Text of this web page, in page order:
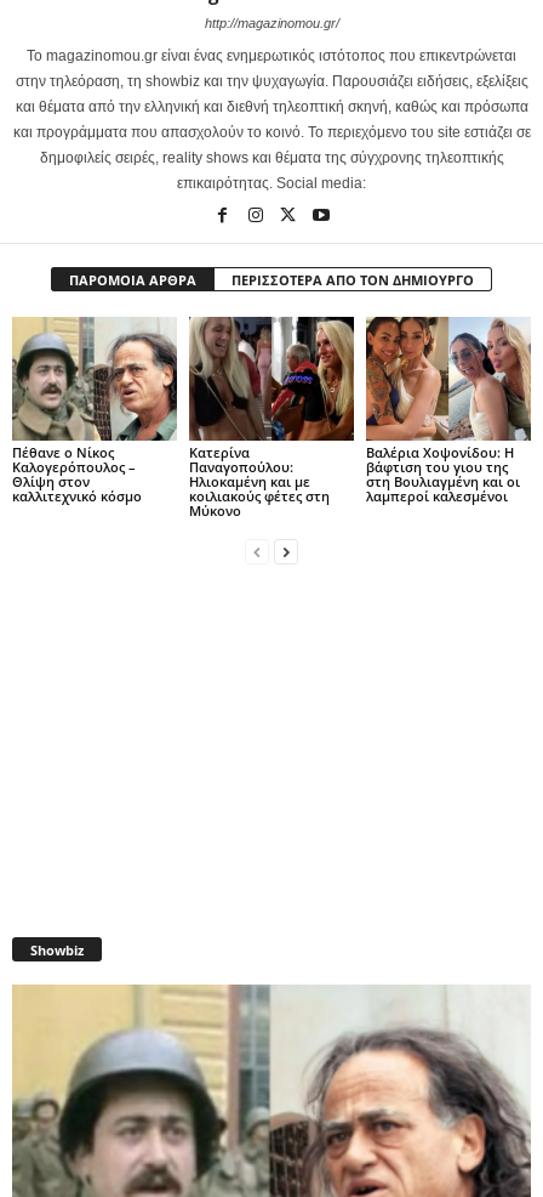
http://magazinomou.gr/
Το magazinomou.gr είναι ένας ενημερωτικός ιστότοπος που επικεντρώνεται
στην τηλεόραση, τη showbiz και την ψυχαγωγία. Παρουσιάζει ειδήσεις, εξελίξεις
και θέματα από την ελληνική και διεθνή τηλεοπτική σκηνή, καθώς και πρόσωπα
και προγράμματα που απασχολούν το κοινό. Το περιεχόμενο του site εστιάζει σε
δημοφιλείς σειρές, reality shows και θέματα της σύγχρονης τηλεοπτικής
επικαιρότητας. Social media:
ΠΑΡΟΜΟΙΑ ΑΡΘΡΑ ΠΕΡΙΣΣΟΤΕΡΑ ΑΠΟ ΤΟΝ ΔΗΜΙΟΥΡΓΟ
Πέθανε ο Νίκος
Καλογερόπουλος –
Θλίψη στον
καλλιτεχνικό κόσμο
Κατερίνα
Παναγοπούλου:
Ηλιοκαμένη και με
κοιλιακούς φέτες στη
Μύκονο
Βαλέρια Χοψονίδου: Η
βάφτιση του γιου της
στη Βουλιαγμένη και οι
λαμπεροί καλεσμένοι
Showbiz